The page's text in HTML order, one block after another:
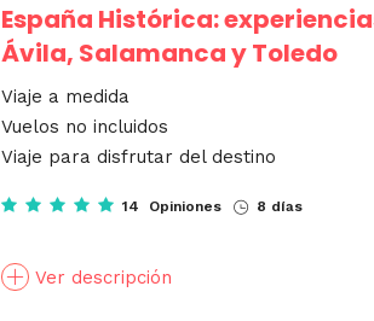
España Histórica:
Ávila, Salamanca y Toledo
Viaje a medida
Vuelos no incluidos
Viaje para disfrutar del destino
14 Opiniones 8 días
Ver descripción